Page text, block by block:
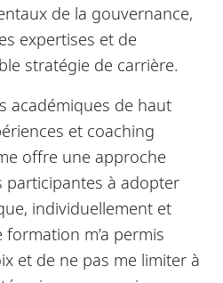
de la gouvernance,
expertises et de
stratégie de carrière.
académiques de haut
et coaching
offre une approche
participantes à adopter
individuellement et
m’a permis
et de ne pas me limiter à